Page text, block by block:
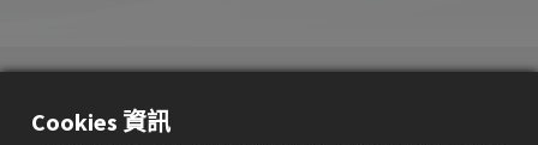
AHC
適用範圍：鑽頭、鉸刀、硬質合金精加工刀具。
Cookies 資訊